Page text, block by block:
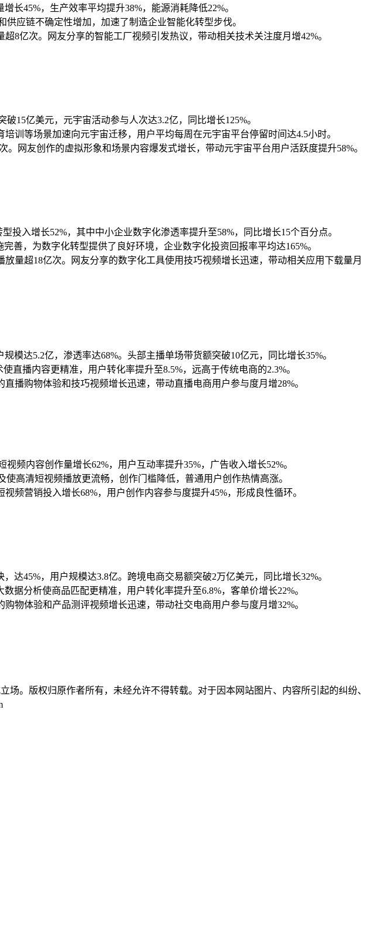
长45%，生产效率平均提升38%，能源消耗降低22%。
应链不确定性增加，加速了制造企业智能化转型步伐。
8亿次。网友分享的智能工厂视频引发热议，带动相关技术关注度月增42%。
15亿美元，元宇宙活动参与人次达3.2亿，同比增长125%。
等场景加速向元宇宙迁移，用户平均每周在元宇宙平台停留时间达4.5小时。
网友创作的虚拟形象和场景内容爆发式增长，带动元宇宙平台用户活跃度提升58%。
入增长52%，其中中小企业数字化渗透率提升至58%，同比增长15个百分点。
，为数字化转型提供了良好环境，企业数字化投资回报率平均达165%。
量超18亿次。网友分享的数字化工具使用技巧视频增长迅速，带动相关应用下载量月
达5.2亿，渗透率达68%。头部主播单场带货额突破10亿元，同比增长35%。
播内容更精准，用户转化率提升至8.5%，远高于传统电商的2.3%。
播购物体验和技巧视频增长迅速，带动直播电商用户参与度月增28%。
频内容创作量增长62%，用户互动率提升35%，广告收入增长52%。
高清短视频播放更流畅，创作门槛降低，普通用户创作热情高涨。
频营销投入增长68%，用户创作内容参与度提升45%，形成良性循环。
45%，用户规模达3.8亿。跨境电商交易额突破2万亿美元，同比增长32%。
分析使商品匹配更精准，用户转化率提升至6.8%，客单价增长22%。
物体验和产品测评视频增长迅速，带动社交电商用户参与度月增32%。
。版权归原作者所有，未经允许不得转载。对于因本网站图片、内容所引起的纠纷、